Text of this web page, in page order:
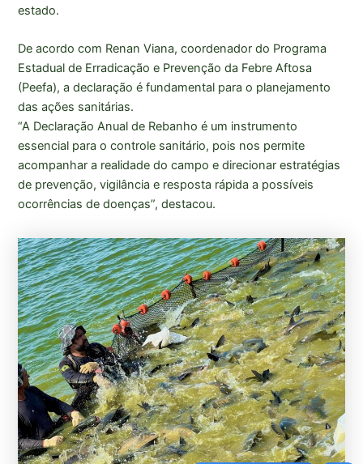
estado.
De acordo com Renan Viana, coordenador do Programa
Estadual de Erradicação e Prevenção da Febre Aftosa
(Peefa), a declaração é fundamental para o planejamento
das ações sanitárias.
“A Declaração Anual de Rebanho é um instrumento
essencial para o controle sanitário, pois nos permite
acompanhar a realidade do campo e direcionar estratégias
de prevenção, vigilância e resposta rápida a possíveis
ocorrências de doenças”, destacou.